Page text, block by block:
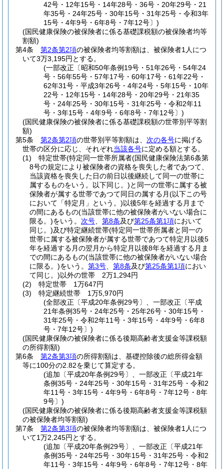
42号・12年15号・14年28号・36号・20年29号・21
年35号・24年25号・30年15号・31年25号・令和3年
15号・4年9号・6年8号・7年12号〕)
(国民健康保険の被保険者に係る基礎課税額の被保険者均等
割額)
第4条
第2条第2項の被保険者均等割額は、被保険者1人につ
いて3万3,195円とする。
(一部改正〔昭和50年条例19号・51年26号・54年24
号・56年55号・57年17号・60年17号・61年22号・
62年31号・平成3年26号・4年24号・5年15号・10年
22号・12年15号・14年28号・20年29号・21年35
号・24年25号・30年15号・31年25号・令和2年11
号・3年15号・4年9号・6年8号・7年12号〕)
(国民健康保険の被保険者に係る基礎課税額の世帯別平等割
額)
第5条
第2条第2項の世帯別平等割額は、 次の各号に掲げる
世帯の区分に応じ、それぞれ当該各号に定める額とする。
(1)
特定世帯(特定同一世帯所属者(国民健康保険法第6条第
8号の規定により被保険者の資格を喪失した者であつて、
当該資格を喪失した日の前日以後継続して同一の世帯に
属するものをいう。以下同じ。)と同一の世帯に属する被
保険者が属する世帯であつて同日の属する月(以下この号
において「特定月」という。)以後5年を経過する月まで
の間にあるもの(当該世帯に他の被保険者がいない場合に
限る。)をいう。 次号 第8条及び第25条第1項において
同じ。)及び特定継続世帯(特定同一世帯所属者と同一の
世帯に属する被保険者が属する世帯であつて特定月以後5
年を経過する月の翌月から特定月以後8年を経過する月ま
での間にあるもの(当該世帯に他の被保険者がいない場合
に限る。)をいう。 第3号 第8条及び第25条第1項におい
て同じ。)以外の世帯 2万1,294円
(2)
特定世帯 1万647円
(3)
特定継続世帯 1万5,970円
(全部改正〔平成20年条例29号〕、一部改正〔平成
21年条例35号・24年25号・25年26号・30年15号・
31年25号・令和2年11号・3年15号・4年9号・6年8
号・7年12号〕)
(国民健康保険の被保険者に係る後期高齢者支援金等課税額
の所得割額)
第6条
第2条第3項の所得割額は、基礎控除後の総所得金額
等に100分の2.82を乗じて算定する。
(追加〔平成20年条例29号〕、一部改正〔平成21年
条例35号・24年25号・30年15号・31年25号・令和2
年11号・3年15号・4年9号・6年8号・7年12号・8年
9号〕)
(国民健康保険の被保険者に係る後期高齢者支援金等課税額
の被保険者均等割額)
第7条
第2条第3項の被保険者均等割額は、被保険者1人につ
いて1万2,245円とする。
(追加〔平成20年条例29号〕、一部改正〔平成21年
条例35号・24年25号・30年15号・31年25号・令和2
年11号・3年15号・4年9号・6年8号・7年12号・8年